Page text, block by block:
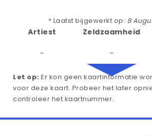
* Laatst bijgewerkt op: 8
Artiest
-
Zeldzaamheid
-
Let op: Er kon geen kaartinformatie
voor deze kaart. Probeer het later
controleer het kaartnummer.